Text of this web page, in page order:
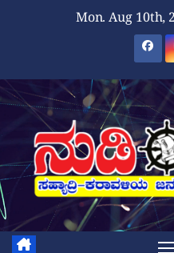
Mon. Aug 10th,